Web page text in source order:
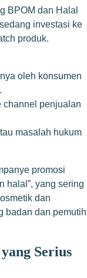
BPOM dan Halal
investasi ke
produk.
oleh konsumen
channel penjualan
masalah hukum
promosi
halal”, yang sering
dan
badan dan pemutih
Serius